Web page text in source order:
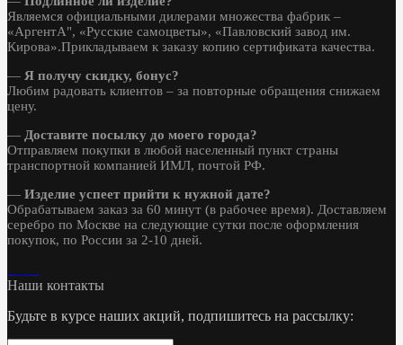
Являемся официальными дилерами множества фабрик –
«АргентА", «Русские самоцветы», «Павловский завод им.
Кирова».Прикладываем к заказу копию сертификата качества.
— Я получу скидку, бонус?
Любим радовать клиентов – за повторные обращения снижаем
цену.
— Доставите посылку до моего города?
Отправляем покупки в любой населенный пункт страны
транспортной компанией ИМЛ, почтой РФ.
— Изделие успеет прийти к нужной дате?
Обрабатываем заказ за 60 минут (в рабочее время). Доставляем
серебро по Москве на следующие сутки после оформления
покупок, по России за 2-10 дней.
Наши контакты
Будьте в курсе наших акций, подпишитесь на рассылку: